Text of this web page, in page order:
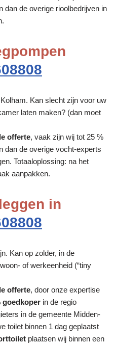
dan de overige rioolbedrijven in
Kan slecht zijn voor uw
laten maken? (dan moet
offerte, vaak zijn wij tot 25 %
dan de overige vocht-experts
Totaaloplossing: na het
aanpakken.
in
Kan op zolder, in de
of werkeenheid (“tiny
offerte, door onze expertise
goedkoper in de regio
in de gemeente Midden-
toilet binnen 1 dag geplaatst
plaatsen wij binnen een